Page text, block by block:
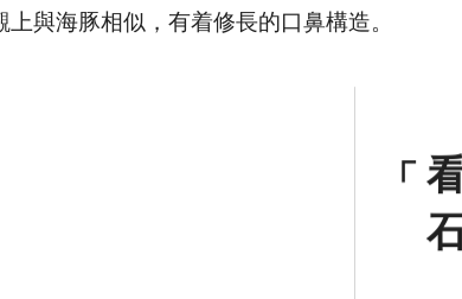
與海豚相似，有着修長的口鼻構造。